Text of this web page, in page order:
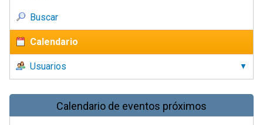
Buscar
Calendario
Usuarios
Calendario de eventos próximos